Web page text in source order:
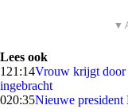
▼
Lees ook
1 21:14Vrouw krijgt door
ingebracht
020:35Nieuwe president